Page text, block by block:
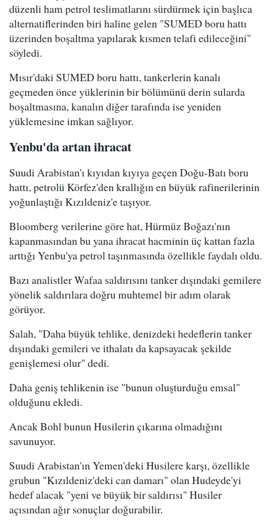
düzenli ham petrol teslimatlarını sürdürmek için başlıca
alternatiflerinden biri haline gelen "SUMED boru hattı
üzerinden boşaltma yapılarak kısmen telafi edileceğini"
söyledi.
Mısır'daki SUMED boru hattı, tankerlerin kanalı
geçmeden önce yüklerinin bir bölümünü derin sularda
boşaltmasına, kanalın diğer tarafında ise yeniden
yüklemesine imkan sağlıyor.
Yenbu'da artan ihracat
Suudi Arabistan'ı kıyıdan kıyıya geçen Doğu-Batı boru
hattı, petrolü Körfez'den krallığın en büyük rafinerilerinin
yoğunlaştığı Kızıldeniz'e taşıyor.
Bloomberg verilerine göre hat, Hürmüz Boğazı'nın
kapanmasından bu yana ihracat hacminin üç kattan fazla
arttığı Yenbu'ya petrol taşınmasında özellikle faydalı oldu.
Bazı analistler Wafaa saldırısını tanker dışındaki gemilere
yönelik saldırılara doğru muhtemel bir adım olarak
görüyor.
Salah, "Daha büyük tehlike, denizdeki hedeflerin tanker
dışındaki gemileri ve ithalatı da kapsayacak şekilde
genişlemesi olur" dedi.
Daha geniş tehlikenin ise "bunun oluşturduğu emsal"
olduğunu ekledi.
Ancak Bohl bunun Husilerin çıkarına olmadığını
savunuyor.
Suudi Arabistan'ın Yemen'deki Husilere karşı, özellikle
grubun "Kızıldeniz'deki can damarı" olan Hudeyde'yi
hedef alacak "yeni ve büyük bir saldırısı" Husiler
açısından ağır sonuçlar doğurabilir.